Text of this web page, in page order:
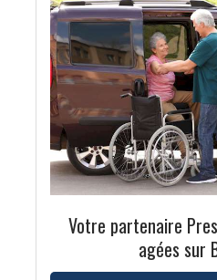
Votre partenaire
agées sur